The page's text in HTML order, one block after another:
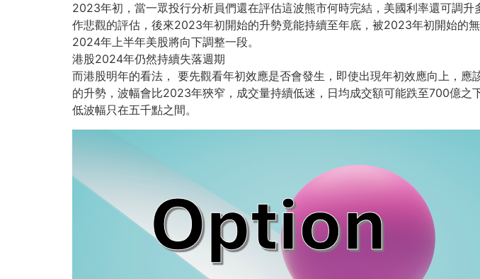
2023年初，當一眾投行分析員們還在評估這波熊市何時完結， 美國利率還可調升
作悲觀的評估， 後來2023年初開始的升勢竟能持續至年底， 被2023年初開始的
2024年上半年美股將向下調整一段。
港股2024年仍然持續失落週期
而港股明年的看法， 要先觀看年初效應是否會發生，即使出現年初效應向上， 應
的升勢，波幅會比2023年狹窄， 成交量持續低迷，日均成交額可能跌至700億之
低波幅只在五千點之間。